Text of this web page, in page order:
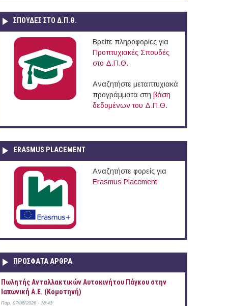
ΣΠΟΥΔΈΣ ΣΤΟ Δ.Π.Θ.
Βρείτε πληροφορίες για
Προπτυχιακές Σπουδές
στο Δ.Π.Θ.
Αναζητήστε μεταπτυχιακά
προγράμματα στη βάση
δεδομένων του Δ.Π.Θ.
ERASMUS PLACEMENT
Αναζητήστε φορείς για
Erasmus Placement
ΠΡOΣΦΑΤΑ AΡΘΡΑ
Πωλητής Ανταλλακτικών Αυτοκινήτου Πάγκου στην
Ιαπωνική Α.Ε. (Κομοτηνή)
Παρ, 07/08/2026 - 18:43